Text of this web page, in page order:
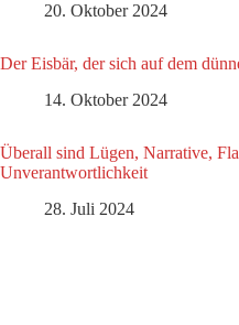
20. Oktober 2024
Der Eisbär, der sich auf dem
14. Oktober 2024
Überall sind Lügen, Narrative,
Unverantwortlichkeit
28. Juli 2024